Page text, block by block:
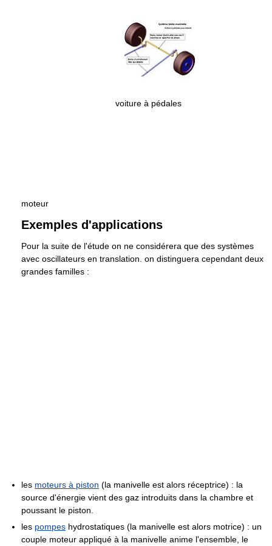
moteur
voiture à pédales
Exemples d'applications
Pour la suite de l'étude on ne considérera que des systèmes
avec oscillateurs en translation. on distinguera cependant deux
grandes familles :
les moteurs à piston (la manivelle est alors réceptrice) : la
source d'énergie vient des gaz introduits dans la chambre et
poussant le piston.
les pompes hydrostatiques (la manivelle est alors motrice) : un
couple moteur appliqué à la manivelle anime l'ensemble, le